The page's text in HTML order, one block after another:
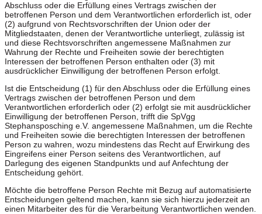
Abschluss oder die Erfüllung eines Vertrags zwischen der
betroffenen Person und dem Verantwortlichen erforderlich ist, oder
(2) aufgrund von Rechtsvorschriften der Union oder der
Mitgliedstaaten, denen der Verantwortliche unterliegt, zulässig ist
und diese Rechtsvorschriften angemessene Maßnahmen zur
Wahrung der Rechte und Freiheiten sowie der berechtigten
Interessen der betroffenen Person enthalten oder (3) mit
ausdrücklicher Einwilligung der betroffenen Person erfolgt.
Ist die Entscheidung (1) für den Abschluss oder die Erfüllung eines
Vertrags zwischen der betroffenen Person und dem
Verantwortlichen erforderlich oder (2) erfolgt sie mit ausdrücklicher
Einwilligung der betroffenen Person, trifft die SpVgg
Stephansposching e.V. angemessene Maßnahmen, um die Rechte
und Freiheiten sowie die berechtigten Interessen der betroffenen
Person zu wahren, wozu mindestens das Recht auf Erwirkung des
Eingreifens einer Person seitens des Verantwortlichen, auf
Darlegung des eigenen Standpunkts und auf Anfechtung der
Entscheidung gehört.
Möchte die betroffene Person Rechte mit Bezug auf automatisierte
Entscheidungen geltend machen, kann sie sich hierzu jederzeit an
einen Mitarbeiter des für die Verarbeitung Verantwortlichen wenden.